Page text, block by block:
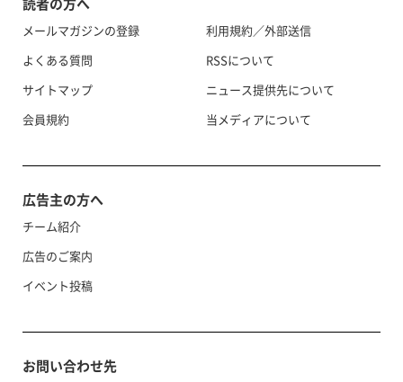
メールマガジンの登録
よくある質問
サイトマップ
会員規約
利用規約／外部送信
RSSについて
ニュース提供先について
当メディアについて
広告主の方へ
チーム紹介
広告のご案内
イベント投稿
お問い合わせ先